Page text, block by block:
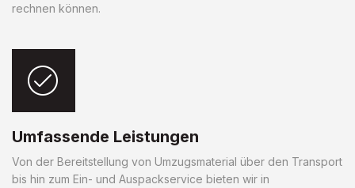
rechnen können.
Umfassende Leistungen
Von der Bereitstellung von Umzugsmaterial über den Transport
bis hin zum Ein- und Auspackservice bieten wir in